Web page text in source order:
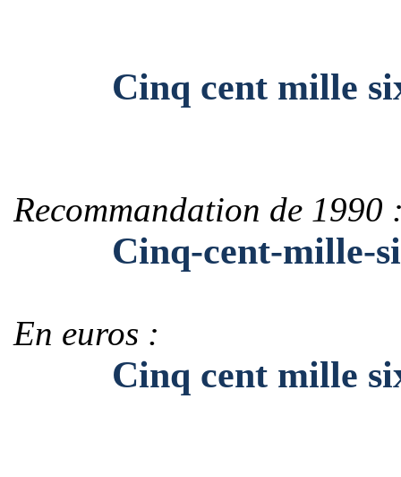
Cinq cent mille six
Recommandation de 1990
Cinq-cent-mille-
En euros :
Cinq cent mille six